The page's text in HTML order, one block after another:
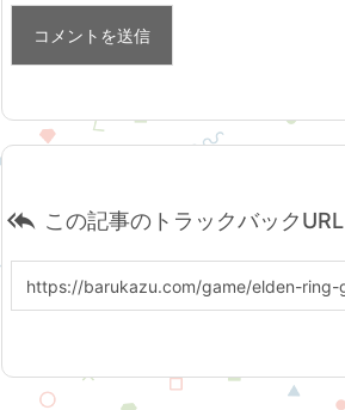
 この記事のトラックバックURL